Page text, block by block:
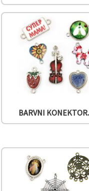
BARVNI